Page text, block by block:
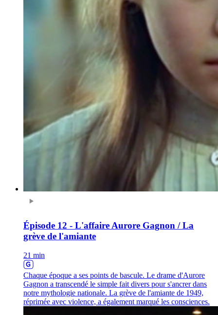
Épisode 12 - L'affaire Aurore Gagnon / La
grève de l'amiante
21 min
Chaque époque a ses points de bascule. Le drame d'Aurore
Gagnon a transcendé le simple fait divers pour s'ancrer dans
notre mythologie nationale. La grève de l'amiante de 1949,
réprimée avec violence, a également marqué les consciences.